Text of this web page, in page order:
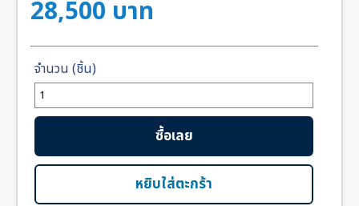
28,500 บาท
จำนวน
Patek
Nautilus
White
หยิบใส่ตะกร้า
ซื้อเลย